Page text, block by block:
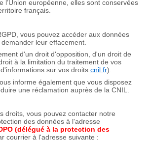
l’Union européenne, elles sont conservées
français.
vous pouvez accéder aux données
leur effacement.
d'un droit d'opposition, d'un droit de
à la limitation du traitement de vos
sur vos droits cnil.fr).
informe également que vous disposez
une réclamation auprès de la CNIL.
droits, vous pouvez contacter notre
des données à l'adresse
(délégué à la protection des
courrier à l'adresse suivante :